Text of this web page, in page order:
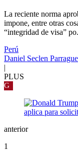
La reciente norma
impone, entre otras
“integridad de visa”
Perú
Daniel Seclen
PLUS
G
anterior
1